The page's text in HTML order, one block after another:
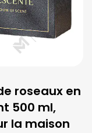
roseaux en
500 ml,
la maison